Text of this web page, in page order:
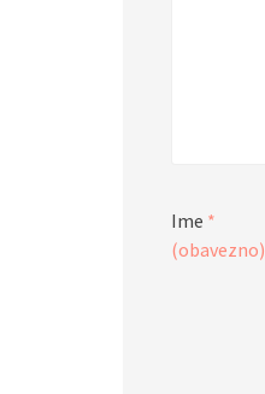
Ime *
(obavezno)